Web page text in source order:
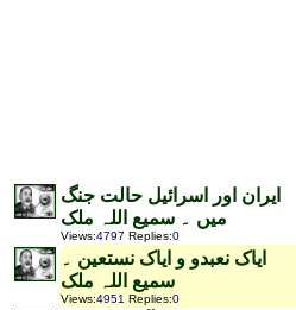
ایران اور اسرائیل حالت جنگ
میں ۔ سمیع اللہ ملک
Views:4797 Replies:0
ایاک نعبدو و ایاک نستعین ۔
سمیع اللہ ملک
Views:4951 Replies:0